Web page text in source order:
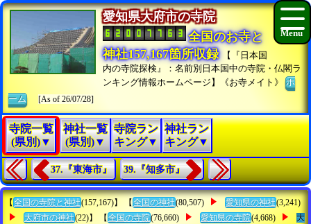
愛知県大府市の寺院
全国のお寺と
神社157,167箇所収録
【『日本国
内の寺院探検』：名前別日本国中の寺院・仏閣ラ
ンキング情報ホームページ】《お寺メイト》ホ
ーム
[As of 26/07/28]
寺院一覧
(県別)▼
神社一覧
(県別)▼
寺院ラン
キング▼
神社ラン
キング▼
37.『東海市』 39.『知多市』
【 全国の寺院と神社(157,167)】 【 全国の神社(80,507) 愛知県の神社(3,241)
大府市の神社(22)】 【 全国の寺院(76,660) 愛知県の寺院(4,668)
大